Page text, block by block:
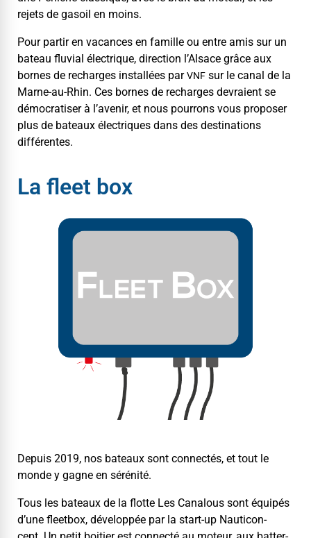
rejets de gasoil en moins.
Pour par­tir en vacances en famille ou entre amis sur un
bateau flu­vial élec­trique, direc­tion l’Alsace grâce aux
bornes de recharges instal­lées parVNF sur le canal de la
Marne-au-Rhin. Ces bornes de recharges devraient se
démoc­ra­tis­er à l’avenir, et nous pour­rons vous pro­pos­er
plus de bateaux élec­triques dans des des­ti­na­tions
différentes.
La fleet box
Depuis 2019, nos bateaux sont con­nec­tés, et tout le
monde y gagne en sérénité.
Tous les bateaux de la flotte Les Canalous sont équipés
d’une fleet­box, dévelop­pée par la start-up Nau­ti­con­